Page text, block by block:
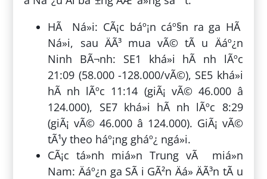
HÃ Ná»i: CÃ¡c báº¡n cáº§n ra ga HÃ
Ná»i, sau ÄÃ³ mua vÃ© tÃ u Äáº¿n
Ninh BÃ¬nh: SE1 khá»i hÃ nh lÃºc
21:09 (58.000 -128.000/vÃ©), SE5 khá»i
hÃ nh lÃºc 11:14 (giÃ¡ vÃ© 46.000 â
124.000), SE7 khá»i hÃ nh lÃºc 8:29
(giÃ¡ vÃ© 46.000 â 124.000). GiÃ¡ vÃ©
tÃ¹y theo háº¡ng gháº¿ ngá»i.
CÃ¡c tá»nh miá»n Trung vÃ miá»n
Nam: Äáº¿n ga SÃ i GÃ²n Äá» ÄÃ³n tÃ u